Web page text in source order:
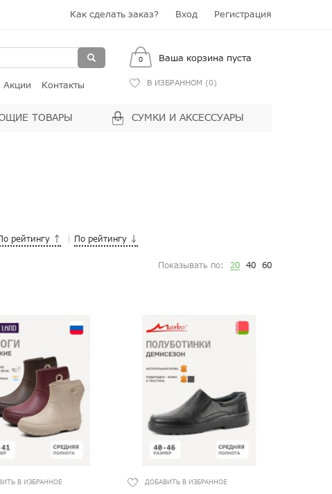
Как сделать заказ? Вход Регистрация
Акции Контакты
0 Ваша корзина пуста
В ИЗБРАННОМ (0)
ТОВАРЫ СУМКИ И АКСЕССУАРЫ
рейтингу ↑ По рейтингу ↓
Показывать по: 20 40 60